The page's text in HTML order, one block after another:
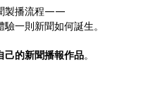
製播流程——
一則新聞如何誕生。
己的新聞播報作品。